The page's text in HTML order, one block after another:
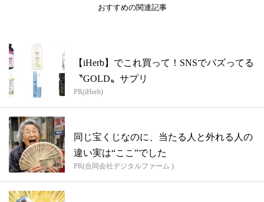
おすすめの関連記事
【iHerb】でこれ買って！SNSでバズってる
〝GOLD〟サプリ
PR(iHerb)
同じ宝くじなのに、当たる人と外れる人の
違い実は“ここ”でした
PR(合同会社デジタルファーム )